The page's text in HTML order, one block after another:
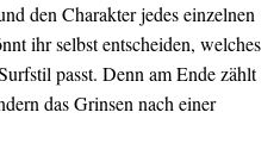
den Charakter jedes einzelnen
ihr selbst entscheiden, welches
passt. Denn am Ende zählt
das Grinsen nach einer